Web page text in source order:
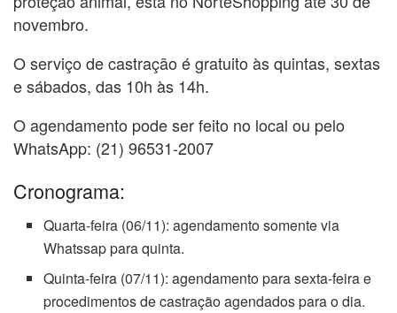
novembro.
O serviço de castração é gratuito às quintas, sextas
e sábados, das 10h às 14h.
O agendamento pode ser feito no local ou pelo
WhatsApp: (21) 96531-2007
Cronograma:
Quarta-feira (06/11): agendamento somente via
Whatssap para quinta.
Quinta-feira (07/11): agendamento para sexta-feira e
procedimentos de castração agendados para o dia.